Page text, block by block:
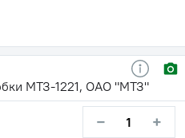
МТЗ-1221, ОАО "МТЗ"
− +